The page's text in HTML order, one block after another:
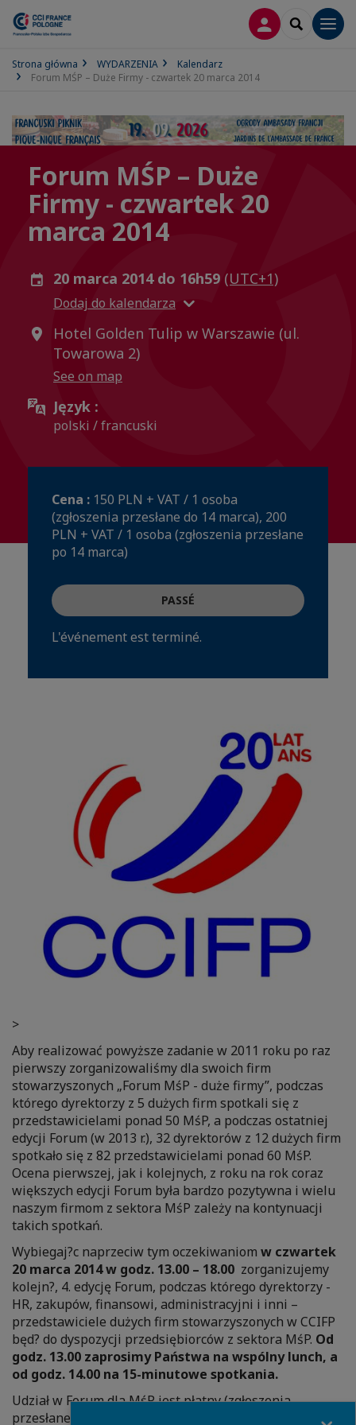
LOGOWANIE
SEARCH
Strona główna WYDARZENIA
Kalendarz
Forum MŚP – Duże Firmy - czwartek 20 marca 2014
Forum MŚP – Duże
Firmy - czwartek 20
marca 2014
20 marca 2014 do 16h59 (UTC+1)
Dodaj do kalendarza
Hotel Golden Tulip w Warszawie (ul.
Towarowa 2)
See on map
Język :
polski / francuski
Cena : 150 PLN + VAT / 1 osoba
(zgłoszenia przesłane do 14 marca), 200
PLN + VAT / 1 osoba (zgłoszenia przesłane
po 14 marca)
PASSÉ
L'événement est terminé.
>
Aby realizować powyższe zadanie w 2011 roku po raz
pierwszy zorganizowaliśmy dla swoich firm
stowarzyszonych „Forum MśP - duże firmy”, podczas
którego dyrektorzy z 5 dużych firm spotkali się z
przedstawicielami ponad 50 MśP, a podczas ostatniej
edycji Forum (w 2013 r.), 32 dyrektorów z 12 dużych firm
spotkało się z 82 przedstawicielami ponad 60 MśP.
Ocena pierwszej, jak i kolejnych, z roku na rok coraz
większych edycji Forum była bardzo pozytywna i wielu
naszym firmom z sektora MśP zależy na kontynuacji
takich spotkań.
Wybiegaj?c naprzeciw tym oczekiwaniom w czwartek
20 marca 2014 w godz. 13.00 – 18.00 zorganizujemy
kolejn?, 4. edycję Forum, podczas którego dyrektorzy -
HR, zakupów, finansowi, administracyjni i inni –
przedstawiciele dużych firm stowarzyszonych w CCIFP
będ? do dyspozycji przedsiębiorców z sektora MśP. Od
godz. 13.00 zaprosimy Państwa na wspólny lunch, a
od godz. 14.00 na 15-minutowe spotkania.
Udział w Forum dla MśP jest płatny (zgłoszenia
przesłane do 14 marca: 150 PLN + VAT / 1 osoba, po 14